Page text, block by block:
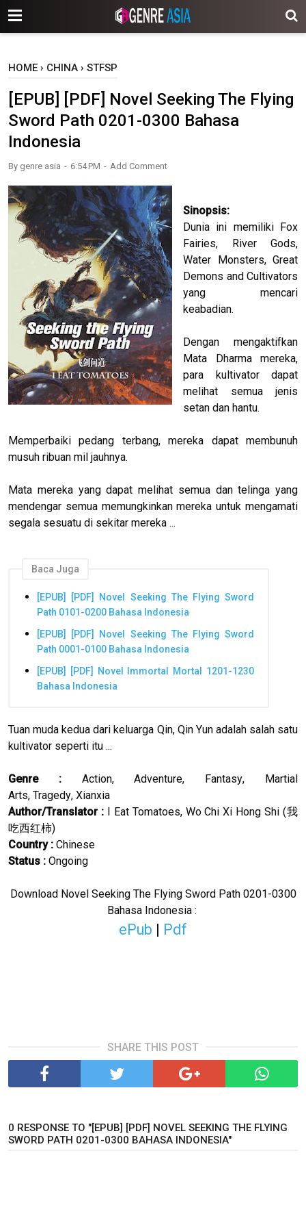
-->
HOME › CHINA › STFSP
[EPUB] [PDF] Novel Seeking The Flying
Sword Path 0201-0300 Bahasa
Indonesia
By genre asia 6:54 PM Add Comment
Sinopsis:
Dunia ini memiliki Fox
Fairies, River Gods,
Water Monsters, Great
Demons and Cultivators
yang mencari
keabadian.
Dengan mengaktifkan
Mata Dharma mereka,
para kultivator dapat
melihat semua jenis
setan dan hantu.
Memperbaiki pedang terbang, mereka dapat membunuh
musuh ribuan mil jauhnya.
Mata mereka yang dapat melihat semua dan telinga yang
mendengar semua memungkinkan mereka untuk mengamati
segala sesuatu di sekitar mereka ...
Baca Juga
[EPUB] [PDF] Novel Seeking The Flying Sword
Path 0101-0200 Bahasa Indonesia
[EPUB] [PDF] Novel Seeking The Flying Sword
Path 0001-0100 Bahasa Indonesia
[EPUB] [PDF] Novel Immortal Mortal 1201-1230
Bahasa Indonesia
Tuan muda kedua dari keluarga Qin, Qin Yun adalah salah satu
kultivator seperti itu ...
Genre : Action,Adventure, Fantasy, Martial
Arts, Tragedy, Xianxia
Author/Translator : I Eat Tomatoes, Wo Chi Xi Hong Shi (我
吃西红柿)
Country : Chinese
Status : Ongoing
Download Novel Seeking The Flying Sword Path 0201-0300
Bahasa Indonesia :
ePub | Pdf
SHARE THIS POST
0 RESPONSE TO "[EPUB] [PDF] NOVEL SEEKING THE FLYING
SWORD PATH 0201-0300 BAHASA INDONESIA"